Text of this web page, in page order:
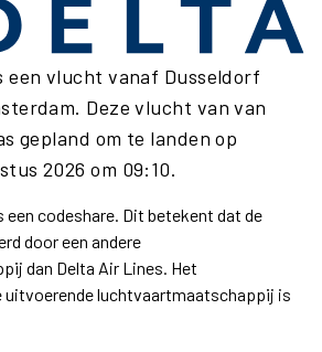
een vlucht vanaf Dusseldorf
Deze vlucht van van
gepland om te landen op
2026 om 09:10.
codeshare. Dit betekent dat de
door een andere
dan Delta Air Lines. Het
uitvoerende luchtvaartmaatschappij is